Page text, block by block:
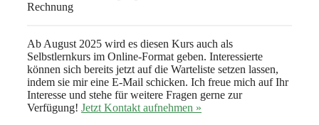
Rechnung
Ab August 2025 wird es diesen Kurs auch als
Selbstlernkurs im Online-Format geben. Interessierte
können sich bereits jetzt auf die Warteliste setzen lassen,
indem sie mir eine E-Mail schicken. Ich freue mich auf Ihr
Interesse und stehe für weitere Fragen gerne zur
Verfügung! Jetzt Kontakt aufnehmen »